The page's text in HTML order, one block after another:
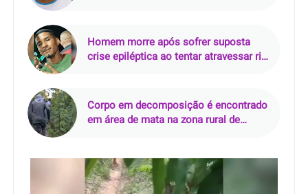
Homem morre após sofrer suposta
crise epiléptica ao tentar atravessar rio
Corpo em decomposição é encontrado
em área de mata na zona rural de